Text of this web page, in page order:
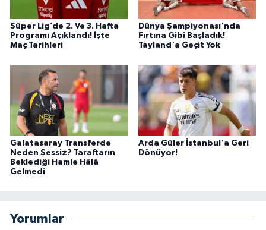
Süper Lig’de 2. Ve 3. Hafta
Programı Açıklandı! İşte
Maç Tarihleri
Dünya Şampiyonası'nda
Fırtına Gibi Başladık!
Tayland'a Geçit Yok
Galatasaray Transferde
Neden Sessiz? Taraftarın
Beklediği Hamle Hâlâ
Gelmedi
Arda Güler İstanbul'a Geri
Dönüyor!
Yorumlar